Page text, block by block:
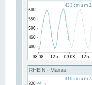
RHEIN - Maxau